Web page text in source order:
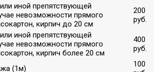
иной препятствующей
невозможности прямого
кирпич до 20 см
200
руб.
иной препятствующей
невозможности прямого
кирпич более 20 см
400
руб.
(1м)
100